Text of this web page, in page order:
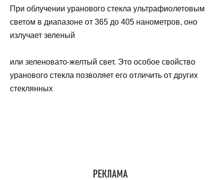
При облучении уранового стекла ультрафиолетовым
светом в диапазоне от 365 до 405 нанометров, оно
излучает зеленый
или зеленовато-желтый свет. Это особое свойство
уранового стекла позволяет его отличить от других
стеклянных